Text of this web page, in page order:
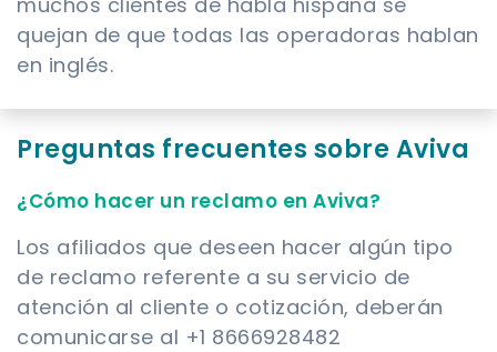
quejan de que todas las operadoras hablan
en inglés.
Preguntas frecuentes sobre Aviva
¿Cómo hacer un reclamo en Aviva?
Los afiliados que deseen hacer algún tipo
de reclamo referente a su servicio de
atención al cliente o cotización, deberán
comunicarse al +1 8666928482